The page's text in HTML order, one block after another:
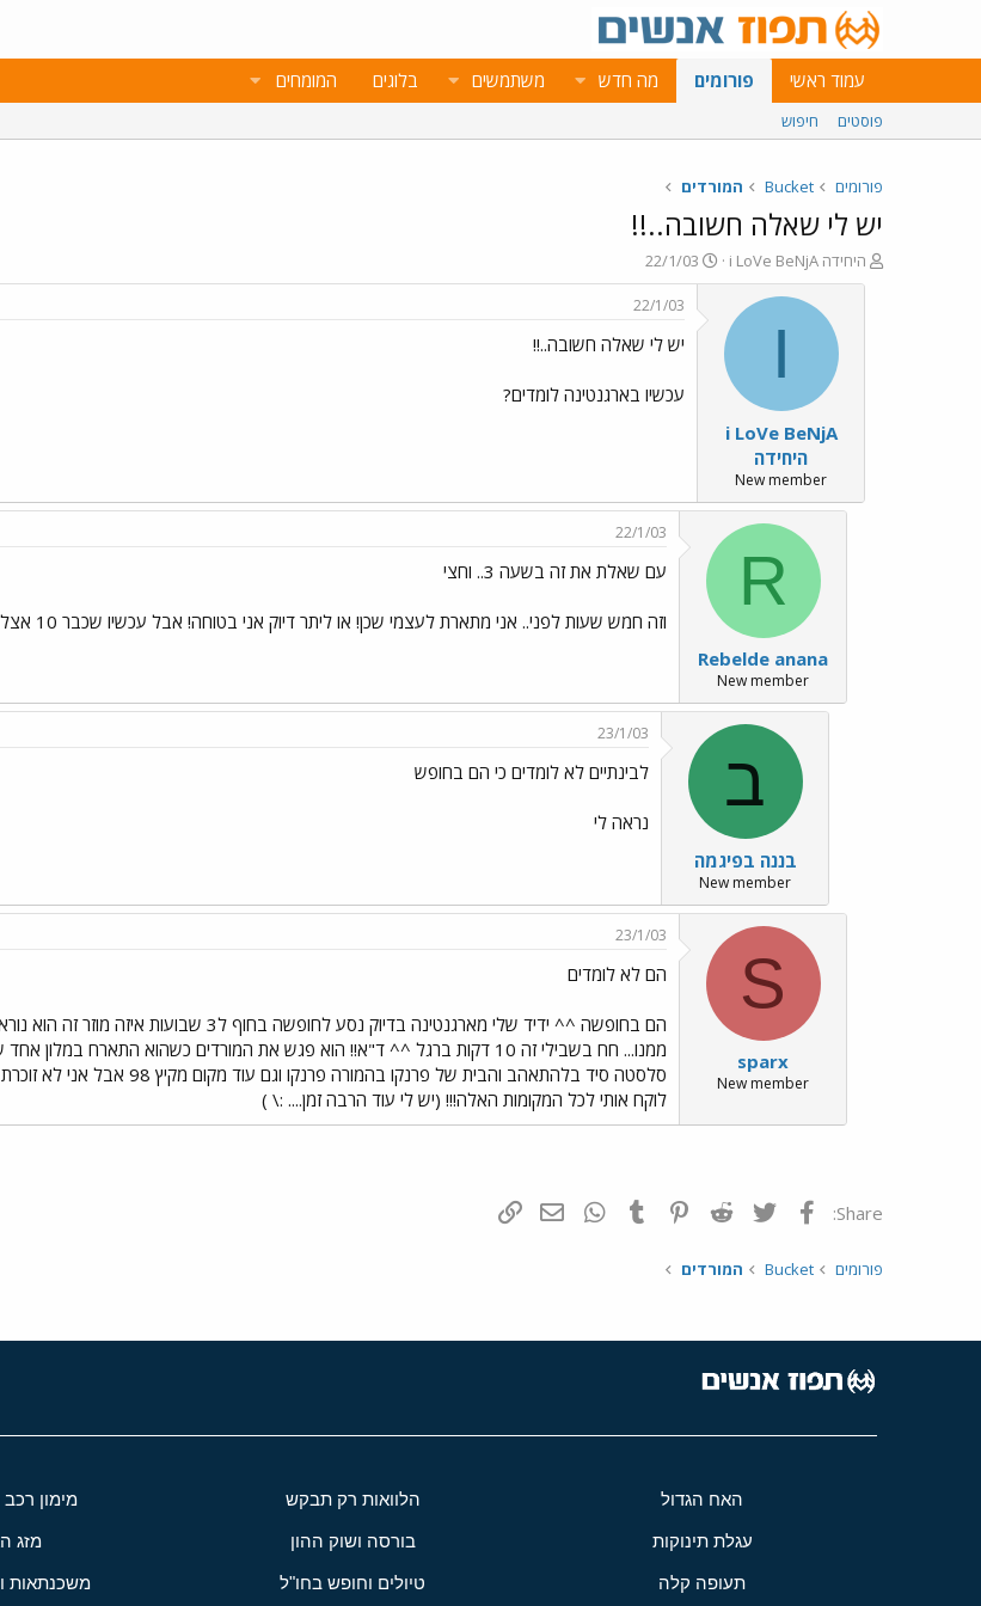
עמוד ראשי פורומים מה חדש משתמשים בלוגים המומחים
פוסטים חיפוש
פורומים Bucket המורדים
יש לי שאלה חשובה..!!
פ
ו
i LoVe BeNjA היחידה
פ
ו
ס
22/1/03
I
i LoVe BeNjA
היחידה
New member
22/1/03
יש לי שאלה חשובה..!!
עכשיו בארגנטינה לומדים?
R
Rebelde anana
New member
22/1/03
עם שאלת את זה בשעה 3.. וחצי
וזה חמש שעות לפני.. אני מתארת לעצמי שכן! או ליתר דיוק אני בטוחה! אבל עכשיו שכבר 10 אצלם אחר הצהריים!
ב
בננה בפיגמה
New member
23/1/03
לבינתיים לא לומדים כי הם בחופש
נראה לי
S
sparx
New member
23/1/03
הם לא לומדים
ממנו... חח בשבילי זה 10 דקות ברגל ^^ ד"א!! הוא פגש את המורדים כשהוא
סלסטה סיד בלהתאהב והבית של
לוקח אותי לכל המקומות האלה!!! (יש לי עוד הרבה זמן.... :\ )
Share: פייסבוק Twitter
Reddit
Pinterest
Tumblr
WhatsAppדואר אלקטרוני
פורומים Bucket המורדים
האח הגדול הלוואות רק תבקש מימון
עגלת תינוקות בורסה ושוק ההון מזג
תעופה קלה טיולים וחופש בחו"ל משכנתאות